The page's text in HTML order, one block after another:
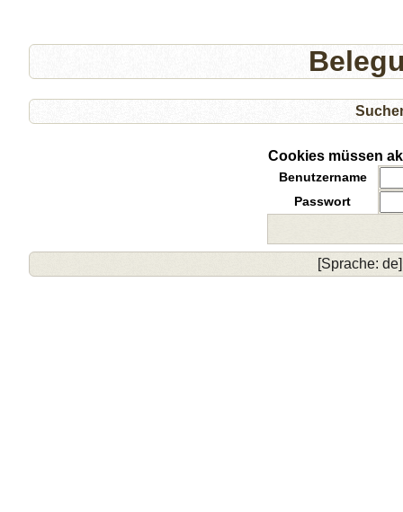
Cookies müssen
Benutzername
Passwort
[Sprache: